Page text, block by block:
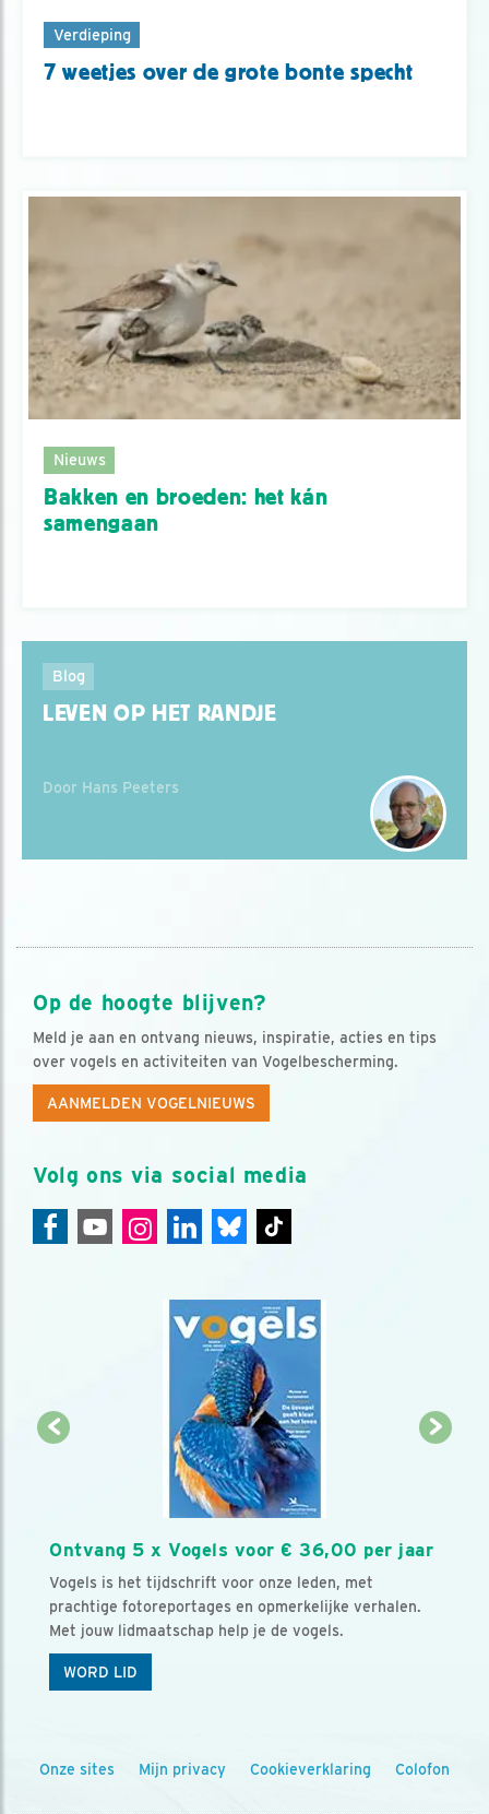
Verdieping
7 weetjes over de grote bonte specht
Nieuws
Bakken en broeden: het kán
samengaan
Blog
LEVEN OP HET RANDJE
Door Hans Peeters
Op de hoogte blijven?
Meld je aan en ontvang nieuws, inspiratie, acties en tips
over vogels en activiteiten van Vogelbescherming.
AANMELDEN VOGELNIEUWS
Volg ons via social media
Ontvang 5 x Vogels voor € 36,00 per jaar
Vogels is het tijdschrift voor onze leden, met
prachtige fotoreportages en opmerkelijke verhalen.
Met jouw lidmaatschap help je de vogels.
WORD LID
Onze sites Mijn privacy Cookieverklaring Colofon